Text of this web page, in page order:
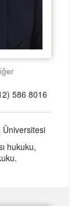
586 8016
Üniversitesi
hukuku,